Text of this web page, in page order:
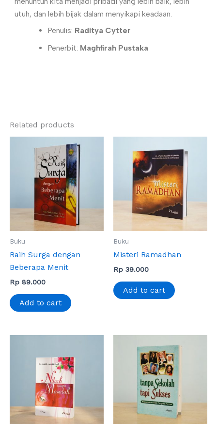
utuh, dan lebih bijak dalam menyikapi keadaan.
Penulis: Raditya Cytter
Penerbit: Maghfirah Pustaka
Related products
Buku
Raih Surga dengan
Beberapa Menit
Rp 89.000
Add to cart
Buku
Misteri Ramadhan
Rp 39.000
Add to cart